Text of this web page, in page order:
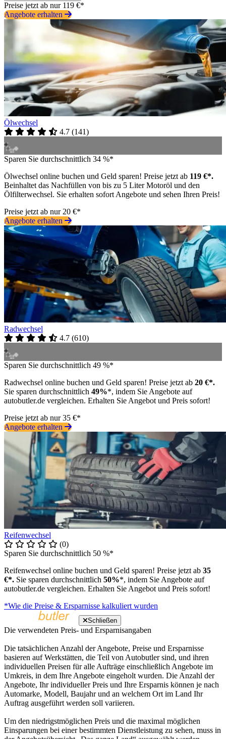
Preise jetzt ab nur 119 €*
Angebote erhalten
Ölwechsel
4.7 (141)
Sparen Sie durchschnittlich 34 %*
Ölwechsel online buchen und Geld sparen! Preise jetzt ab 119 €*.
Beinhaltet das Nachfüllen von bis zu 5 Liter Motoröl und den
Ölfilterwechsel. Sie erhalten sofort Angebote und sehen Ihren Preis!
Preise jetzt ab nur 20 €*
Angebote erhalten
Radwechsel
4.7 (610)
Sparen Sie durchschnittlich 49 %*
Radwechsel online buchen und Geld sparen! Preise jetzt ab 20 €*.
Sie sparen durchschnittlich 49%*, indem Sie Angebote auf
autobutler.de vergleichen. Erhalten Sie Angebot und Preis sofort!
Preise jetzt ab nur 35 €*
Angebote erhalten
Reifenwechsel
(0)
Sparen Sie durchschnittlich 50 %*
Reifenwechsel online buchen und Geld sparen! Preise jetzt ab 35
€*. Sie sparen durchschnittlich 50%*, indem Sie Angebote auf
autobutler.de vergleichen. Erhalten Sie Angebot und Preis sofort!
*Wie die Preise & Ersparnisse kalkuliert wurden
Schließen
Die verwendeten Preis- und Ersparnisangaben
Die tatsächlichen Anzahl der Angebote, Preise und Ersparnisse
basieren auf Werkstätten, die Teil von Autobutler sind, und ihren
individuellen Preisen für alle Aufträge einschließlich Angebote im
Umkreis, in dem Ihre Angebote eingeholt wurden. Die Anzahl der
Angebote, Ihr individueller Preis und Ihre Ersparnis können je nach
Automarke, Modell, Baujahr und an welchem Ort im Land Ihr
Auftrag ausgeführt werden soll variieren.
Um den niedrigstmöglichen Preis und die maximal möglichen
Einsparungen bei einer bestimmten Dienstleistung zu sehen, muss in